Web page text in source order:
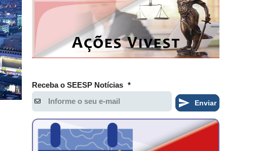
Receba o SEESP Notícias *
Enviar